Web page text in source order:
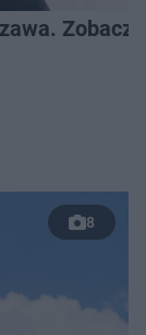
Zobacz
8